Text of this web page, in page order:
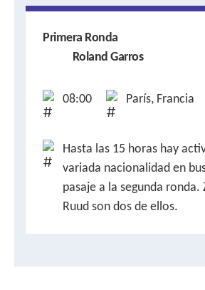
Primera Ronda
Roland Garros
08:00 París, Francia
Hasta las 15 horas hay
variada nacionalidad en
pasaje a la segunda ronda.
Ruud son dos de ellos.